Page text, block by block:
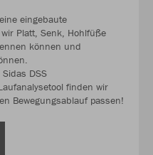
eingebaute
Platt, Senk, Hohlfüße
können und
DSS
finden wir
Bewegungsablauf passen!